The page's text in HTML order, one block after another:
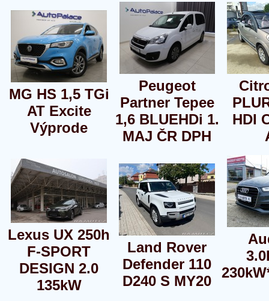
MG HS 1,5 TGi
AT Excite
Výprode
Peugeot
Partner Tepee
1,6 BLUEHDi 1.
MAJ ČR DPH
HDI
Lexus UX 250h
F-SPORT
DESIGN 2.0
135kW
Land Rover
Defender 110
D240 S MY20